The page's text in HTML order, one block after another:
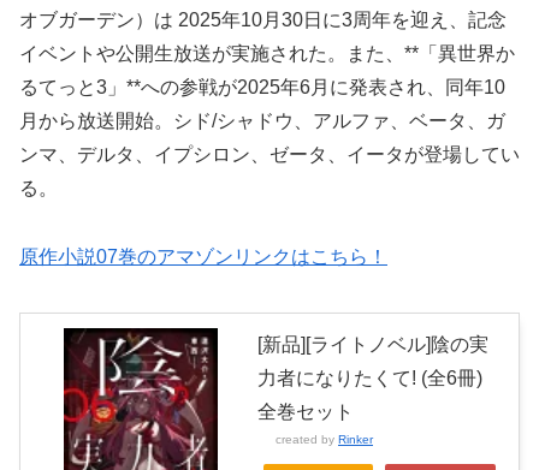
オブガーデン）は 2025年10月30日に3周年を迎え、記念
イベントや公開生放送が実施された。また、**「異世界か
るてっと3」**への参戦が2025年6月に発表され、同年10
月から放送開始。シド/シャドウ、アルファ、ベータ、ガ
ンマ、デルタ、イプシロン、ゼータ、イータが登場してい
る。
原作小説07巻のアマゾンリンクはこちら！
[新品][ライトノベル]陰の実
力者になりたくて! (全6冊)
全巻セット
created by Rinker